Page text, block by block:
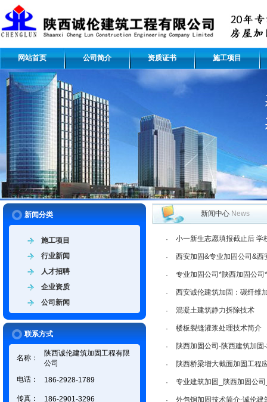
网站首页 公司简介 资质证书 施工项目
新闻分类
施工项目
行业新闻
人才招聘
企业资质
公司新闻
联系方式
名称：
陕西诚伦建筑加固工程有限
公司
电话：
186-2928-1789
传真： 186-2901-3296
新闻中心 News
· 小一新生志愿填报截止后 学
· 西安加固&专业加固公司&
· 专业加固公司*陕西加固公
· 西安诚伦建筑加固：碳纤维
· 混凝土建筑静力拆除技术
· 楼板裂缝灌浆处理技术简介
· 陕西加固公司-陕西建筑加
· 陕西桥梁增大截面加固工程
· 专业建筑加固_陕西加固公
· 外包钢加固技术简介-诚伦建